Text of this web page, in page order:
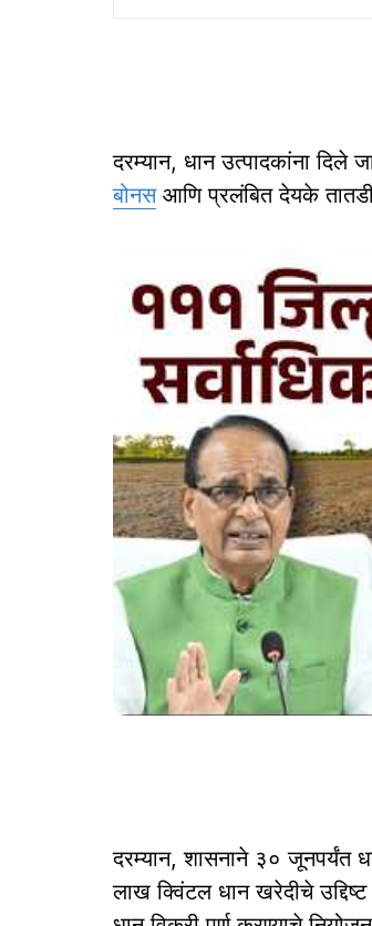
दरम्यान, धान उत्पादकांना दिले
बोनसआणि प्रलंबित देयके
दरम्यान, शासनाने ३० जूनपर्यंत
लाख क्विंटल धान खरेदीचे